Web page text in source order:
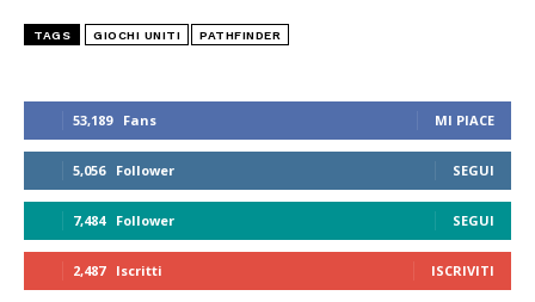
53,189 Fans MI PIACE
5,056 Follower SEGUI
7,484 Follower SEGUI
2,487 Iscritti ISCRIVITI
TAGS GIOCHI UNITI PATHFINDER